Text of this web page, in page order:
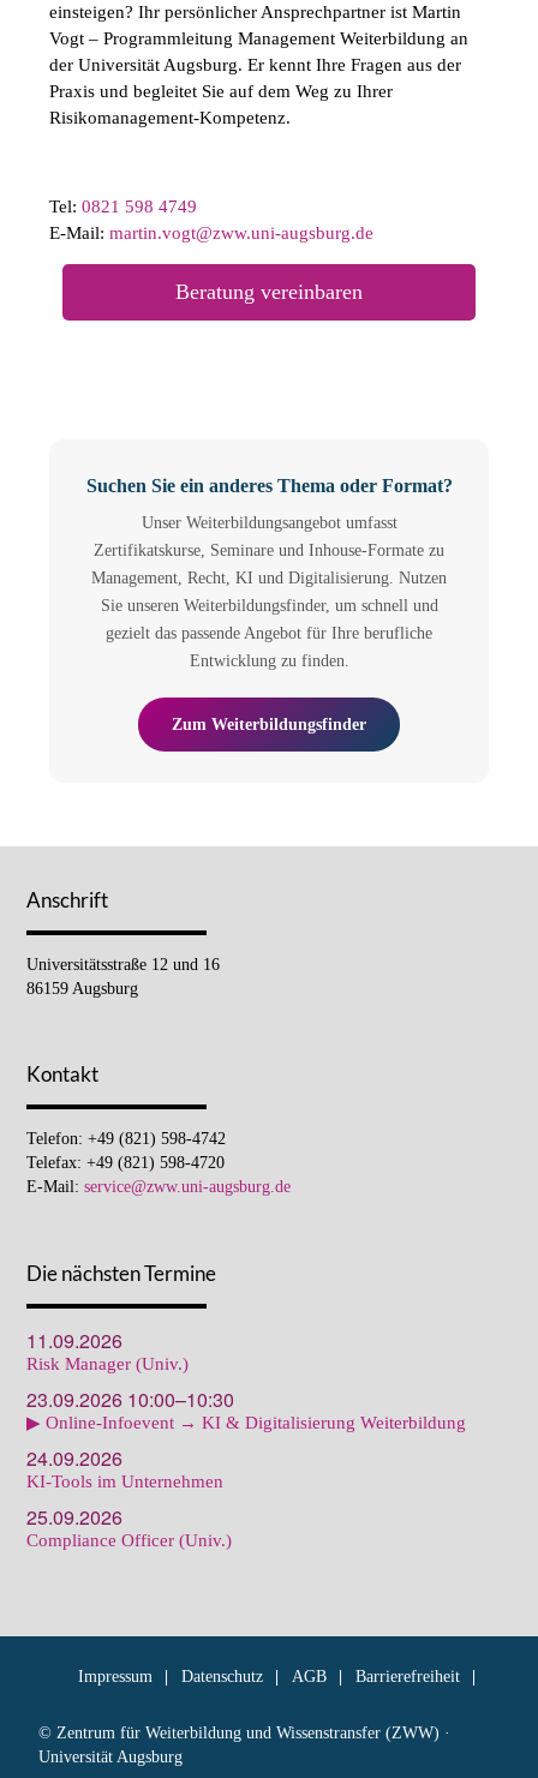
einsteigen? Ihr persönlicher Ansprechpartner ist Martin
Vogt – Programmleitung Management Weiterbildung an
der Universität Augsburg. Er kennt Ihre Fragen aus der
Praxis und begleitet Sie auf dem Weg zu Ihrer
Risikomanagement-Kompetenz.
Tel:0821 598 4749
E-Mail:martin.vogt@zww.uni-augsburg.de
Beratung vereinbaren
Suchen Sie ein anderes Thema oder Format?
Unser Weiterbildungsangebot umfasst
Zertifikatskurse, Seminare und Inhouse-Formate zu
Management, Recht, KI und Digitalisierung. Nutzen
Sie unseren Weiterbildungsfinder, um schnell und
gezielt das passende Angebot für Ihre berufliche
Entwicklung zu finden.
Zum Weiterbildungsfinder
Anschrift
Universitätsstraße 12 und 16
86159 Augsburg
Kontakt
Telefon: +49 (821) 598-4742
Telefax: +49 (821) 598-4720
E-Mail:service@zww.uni-augsburg.de
Die nächsten Termine
11.09.2026
Risk Manager (Univ.)
23.09.2026 10:00–10:30
▶ Online-Infoevent → KI & Digitalisierung Weiterbildung
24.09.2026
KI-Tools im Unternehmen
25.09.2026
Compliance Officer (Univ.)
Impressum Datenschutz AGB Barrierefreiheit
© Zentrum für Weiterbildung und Wissenstransfer (ZWW) ·
Universität Augsburg